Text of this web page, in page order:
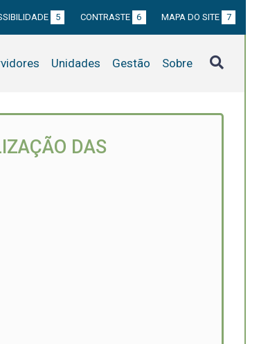
5 CONTRASTE 6 MAPA DO SITE 7
Unidades Gestão Sobre
DAS